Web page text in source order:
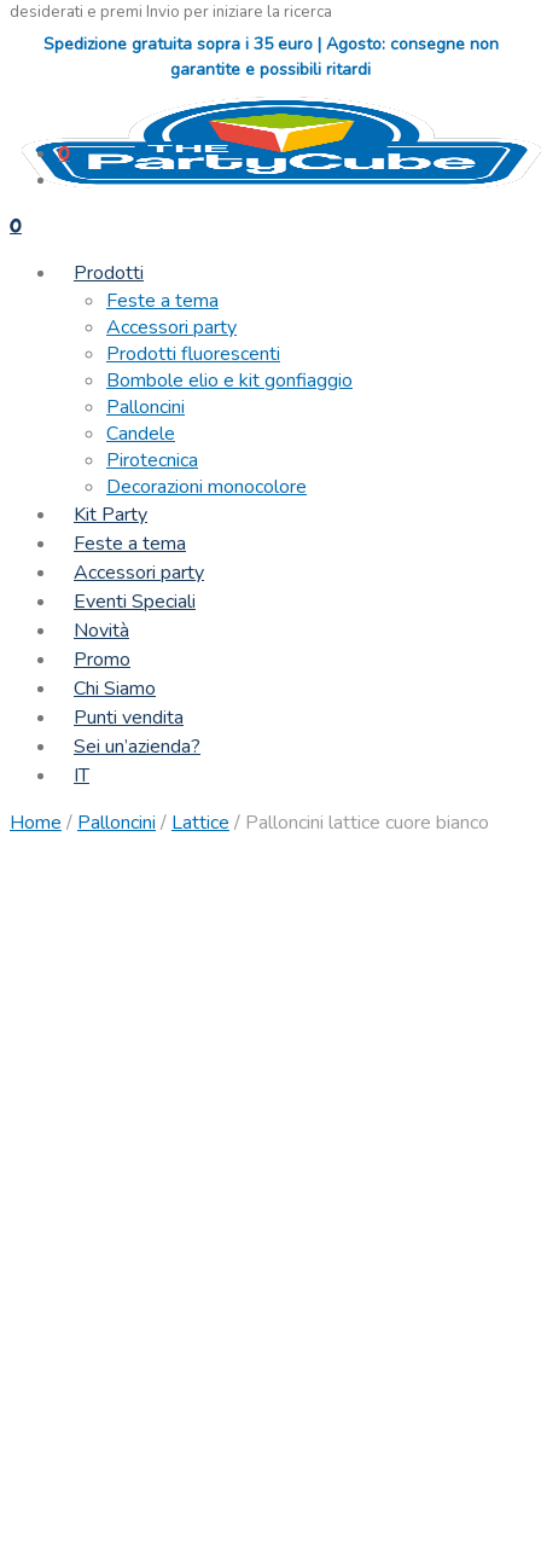
desiderati e premi Invio per iniziare la ricerca
Spedizione gratuita sopra i 35 euro | Agosto: consegne non
garantite e possibili ritardi
0
0
Prodotti
Feste a tema
Accessori party
Prodotti fluorescenti
Bombole elio e kit gonfiaggio
Palloncini
Candele
Pirotecnica
Decorazioni monocolore
Kit Party
Feste a tema
Accessori party
Eventi Speciali
Novità
Promo
Chi Siamo
Punti vendita
Sei un’azienda?
IT
Home / Palloncini / Lattice / Palloncini lattice cuore bianco